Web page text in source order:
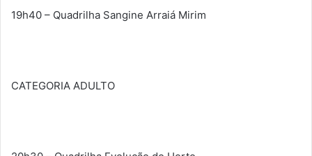
19h40 – Quadrilha Sangine Arraiá Mirim
CATEGORIA ADULTO